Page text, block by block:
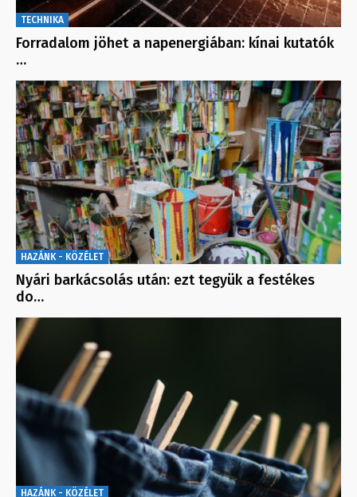
TECHNIKA
Forradalom jöhet a napenergiában: kínai kutatók
…
HAZÁNK - KÖZÉLET
Nyári barkácsolás után: ezt tegyük a festékes
do…
HAZÁNK - KÖZÉLET